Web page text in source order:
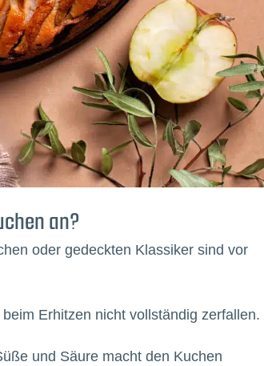
an?
oder gedeckten Klassiker sind vor
Erhitzen nicht vollständig zerfallen.
und Säure macht den Kuchen